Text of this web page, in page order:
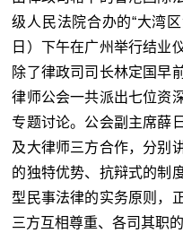
级人民法院合办的“大湾
日）下午在广州举行结业
除了律政司司长林定国早
律师公会一共派出七位资
专题讨论。公会副主席薛
及大律师三方合作，分别
的独特优势、抗辩式的制
型民事法律的实务原则，
三方互相尊重、各司其职